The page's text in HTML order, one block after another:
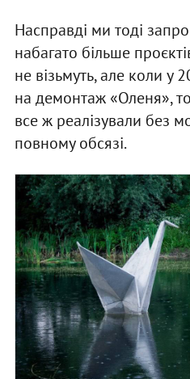
Насправді ми тоді
набагато більше
не візьмуть, але коли у
на демонтаж «Оленя»,
все ж реалізували без
повному обсязі.